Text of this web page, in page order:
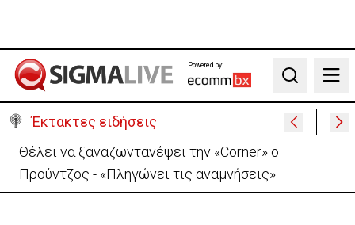
Powered by:
Search
Έκτακτες ειδήσεις
Θέλει να ξαναζωντανέψει την «Corner» o
Προύντζος - «Πληγώνει τις αναμνήσεις»